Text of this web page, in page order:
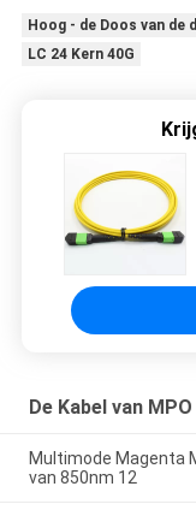
Hoog - de Doos van de
LC 24 Kern 40G
De Kabel van
Multimode Magenta
van 850nm 12